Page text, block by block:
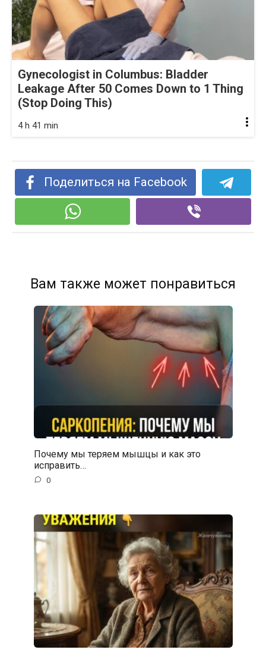
Gynecologist in Columbus: Bladder
Leakage After 50 Comes Down to 1 Thing
(Stop Doing This)
4 h 41 min
Поделиться на Facebook
Вам также может понравиться
Почему мы теряем мышцы и как это
исправить…
0